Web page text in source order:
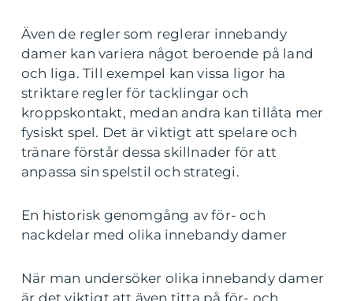
Även de regler som reglerar innebandy
damer kan variera något beroende på land
och liga. Till exempel kan vissa ligor ha
striktare regler för tacklingar och
kroppskontakt, medan andra kan tillåta mer
fysiskt spel. Det är viktigt att spelare och
tränare förstår dessa skillnader för att
anpassa sin spelstil och strategi.
En historisk genomgång av för- och
nackdelar med olika innebandy damer
När man undersöker olika innebandy damer